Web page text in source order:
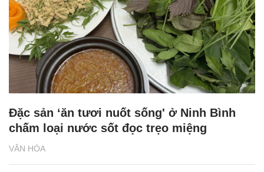
VĂN HÓA
Đặc sản ‘ăn tươi nuốt sống' ở Ninh Bình
chấm loại nước sốt đọc trẹo miệng